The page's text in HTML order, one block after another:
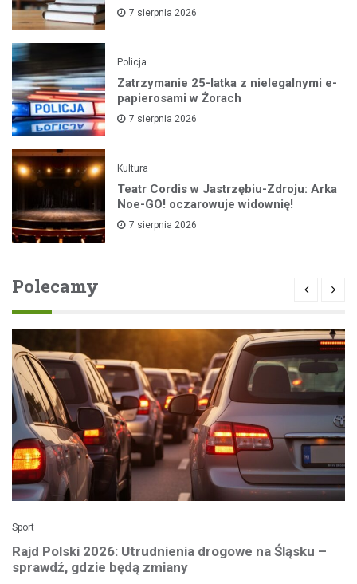
7 sierpnia 2026
Policja
Zatrzymanie 25-latka z nielegalnymi e-
papierosami w Żorach
7 sierpnia 2026
Kultura
Teatr Cordis w Jastrzębiu-Zdroju: Arka
Noe-GO! oczarowuje widownię!
7 sierpnia 2026
Polecamy
Sport
Rajd Polski 2026: Utrudnienia drogowe na Śląsku –
sprawdź, gdzie będą zmiany